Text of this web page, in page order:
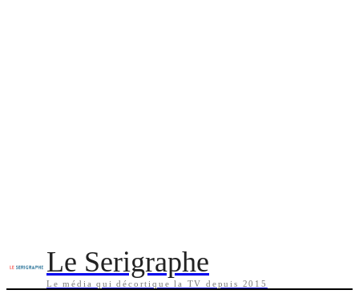
Le Serigraphe
Le média qui décortique la TV depuis 2015